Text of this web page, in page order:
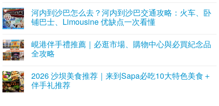
河内到沙巴怎么去？河内到沙巴交通攻略：火车、卧
铺巴士、Limousine 优缺点一次看懂
峴港伴手禮推薦｜必逛市場、購物中心與必買紀念品
全攻略
2026 沙坝美食推荐｜来到Sapa必吃10大特色美食＋
伴手礼推荐